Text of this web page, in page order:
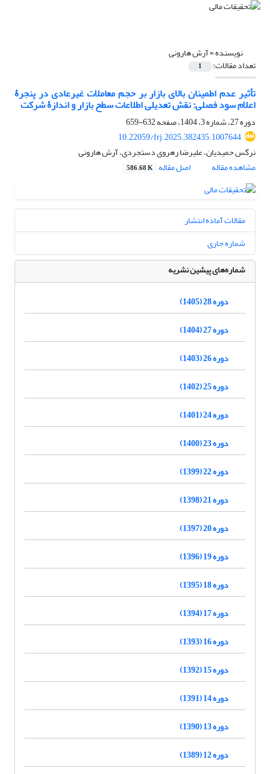
نویسنده =آرش هارونی
تعداد مقالات: 1
تأثیر عدم اطمینان بالای بازار بر حجم معاملات غیرعادی در پنجرۀ
اعلام سود فصلی: نقش تعدیلی اطلاعات سطح بازار و اندازۀ شرکت
دوره 27، شماره 3، 1404، صفحه
632-659
10.22059/frj.2025.382435.1007644
نرگس حمیدیان، علیرضا رهروی دستجردی، آرش هارونی
مشاهده مقاله
اصل مقاله 586.68 K
مقالات آماده انتشار
شماره جاری
شماره‌های پیشین نشریه
دوره 28 (1405)
دوره 27 (1404)
دوره 26 (1403)
دوره 25 (1402)
دوره 24 (1401)
دوره 23 (1400)
دوره 22 (1399)
دوره 21 (1398)
دوره 20 (1397)
دوره 19 (1396)
دوره 18 (1395)
دوره 17 (1394)
دوره 16 (1393)
دوره 15 (1392)
دوره 14 (1391)
دوره 13 (1390)
دوره 12 (1389)